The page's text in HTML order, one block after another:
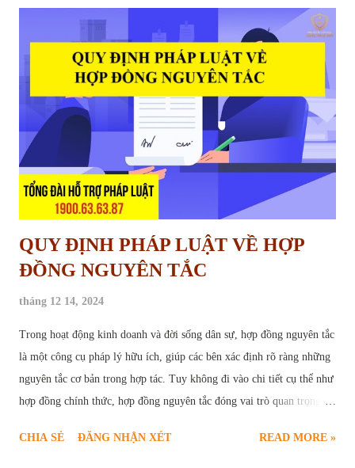
và toàn diện về quy định giữ lại tiền bảo hành công trình xây dựng.
Khi nào được giữ tiền bảo hành nhà ở của nhà thầu Mục Đích Giữ Lại
Tiền Bảo Hành Công Trình Tiền bảo hành công trình, về bản chất, là
sau khi công trình hoàn thành. Khoản tiền này đóng vai trò như một
"cam kết" từ phía nhà t...
QUY ĐỊNH PHÁP LUẬT VỀ HỢP
ĐỒNG NGUYÊN TẮC
tháng 12 14, 2024
Trong hoạt động kinh doanh và đời sống dân sự, hợp đồng nguyên tắc
là một công cụ pháp lý hữu ích, giúp các bên xác định rõ ràng những
nguyên tắc cơ bản trong hợp tác. Tuy không đi vào chi tiết cụ thể như
hợp đồng chính thức, hợp đồng nguyên tắc đóng vai trò quan trọng,
sau đây sẽ cung cấp chi tiết quy định pháp luật về hợp đồng nguyên
CHIA SẺ ĐĂNG NHẬN XÉT READ MORE »